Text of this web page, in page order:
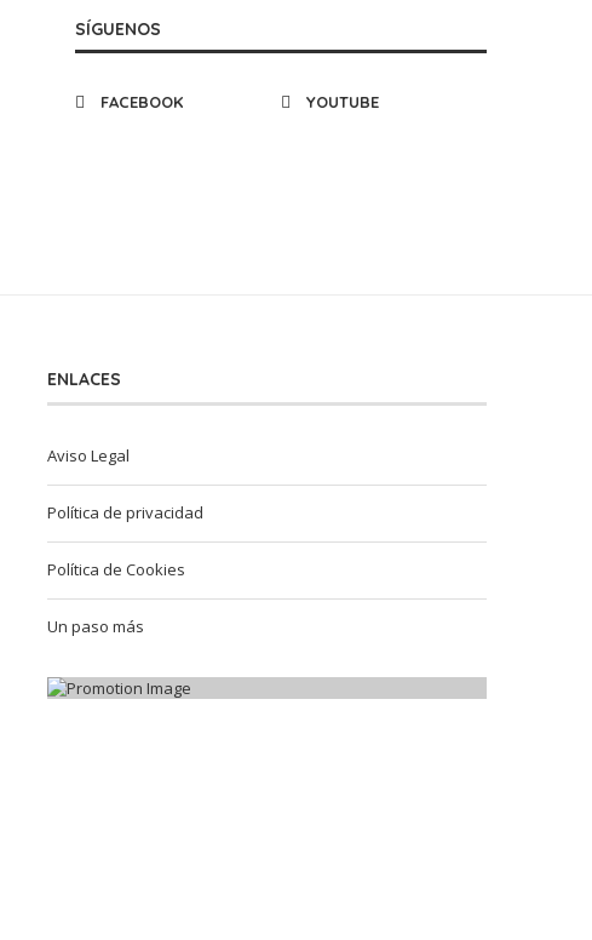
SÍGUENOS
FACEBOOK YOUTUBE
ENLACES
Aviso Legal
Política de privacidad
Política de Cookies
Un paso más